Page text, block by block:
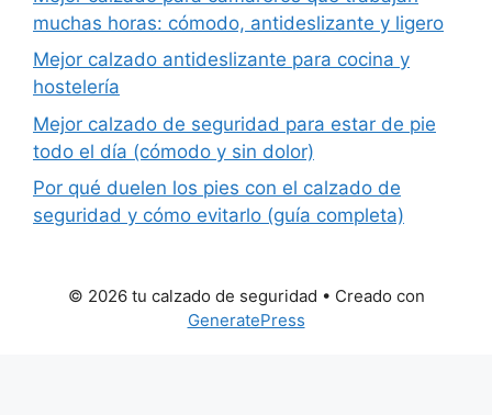
muchas horas: cómodo, antideslizante y ligero
Mejor calzado antideslizante para cocina y
hostelería
Mejor calzado de seguridad para estar de pie
todo el día (cómodo y sin dolor)
Por qué duelen los pies con el calzado de
seguridad y cómo evitarlo (guía completa)
© 2026 tu calzado de seguridad • Creado con
GeneratePress